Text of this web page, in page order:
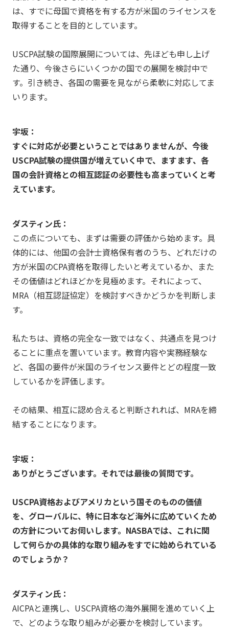
は、すでに母国で資格を有する方が米国のライセンスを
取得することを目的としています。
USCPA試験の国際展開については、先ほども申し上げ
た通り、今後さらにいくつかの国での展開を検討中で
す。引き続き、各国の需要を見ながら柔軟に対応してま
いります。
宇坂：
すぐに対応が必要ということではありませんが、今後
USCPA試験の提供国が増えていく中で、ますます、各
国の会計資格との相互認証の必要性も高まっていくと考
えています。
ダスティン氏：
この点についても、まずは需要の評価から始めます。具
体的には、他国の会計士資格保有者のうち、どれだけの
方が米国のCPA資格を取得したいと考えているか、また
その価値はどれほどかを見極めます。それによって、
MRA（相互認証協定）を検討すべきかどうかを判断しま
す。
私たちは、資格の完全な一致ではなく、共通点を見つけ
ることに重点を置いています。教育内容や実務経験な
ど、各国の要件が米国のライセンス要件とどの程度一致
しているかを評価します。
その結果、相互に認め合えると判断されれば、MRAを締
結することになります。
宇坂：
ありがとうございます。それでは最後の質問です。
USCPA資格およびアメリカという国そのものの価値
を、グローバルに、特に日本など海外に広めていくため
の方針についてお伺いします。NASBAでは、これに関
して何らかの具体的な取り組みをすでに始められている
のでしょうか？
ダスティン氏：
AICPAと連携し、USCPA資格の海外展開を進めていく上
で、どのような取り組みが必要かを検討しています。